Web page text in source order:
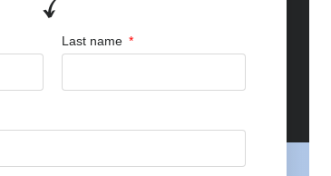
Last name